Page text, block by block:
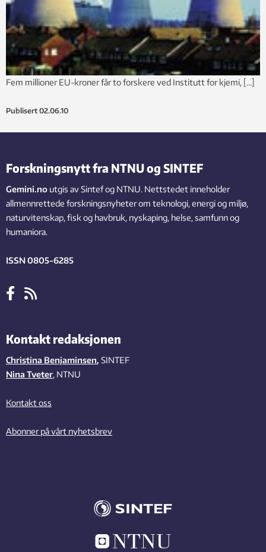
Fem millioner EU-kroner får to forskere ved Institutt for kjemi, […]
Publisert 02.06.10
Forskningsnytt fra NTNU og SINTEF
Gemini.no utgis av Sintef og NTNU. Nettstedet inneholder
allmennrettede forskningsnyheter om teknologi, energi og miljø,
naturvitenskap, fisk og havbruk, nyskaping, helse, samfunn og
humaniora.
ISSN 0805-6285
Kontakt redaksjonen
Christina Benjaminsen, SINTEF
Nina Tveter, NTNU
Kontakt oss
Abonner på vårt nyhetsbrev